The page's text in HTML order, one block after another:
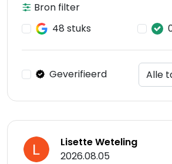
Bron filter
48 stuks
Geverifieerd
Lisette Weteling
2026.08.05